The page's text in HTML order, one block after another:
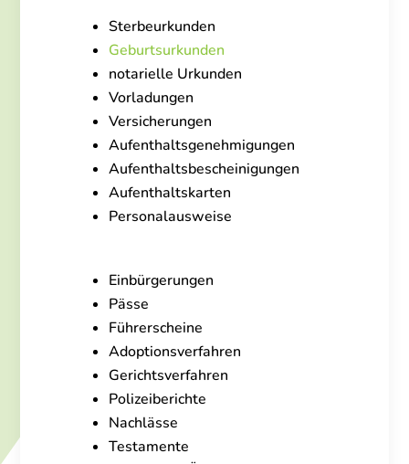
Sterbeurkunden
Geburtsurkunden
notarielle Urkunden
Vorladungen
Versicherungen
Aufenthaltsgenehmigungen
Aufenthaltsbescheinigungen
Aufenthaltskarten
Personalausweise
Einbürgerungen
Pässe
Führerscheine
Adoptionsverfahren
Gerichtsverfahren
Polizeiberichte
Nachlässe
Testamente